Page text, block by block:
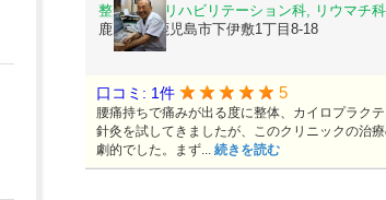
整形外科, リハビリテーション科, リウマチ
鹿児島県鹿児島市下伊敷1丁目8-18
口コミ: 1件 5
腰痛持ちで痛みが出る度に整体、カイロプラクテ
針灸を試してきましたが、このクリニックの治
劇的でした。まず... 続きを読む